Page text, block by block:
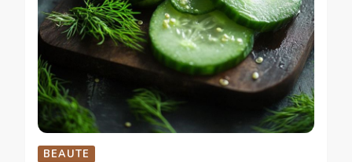
BEAUTE